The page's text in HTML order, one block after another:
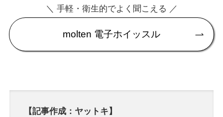
＼ 手軽・衛生的でよく聞こえる ／
molten 電子ホイッスル
【記事作成：ヤットキ】